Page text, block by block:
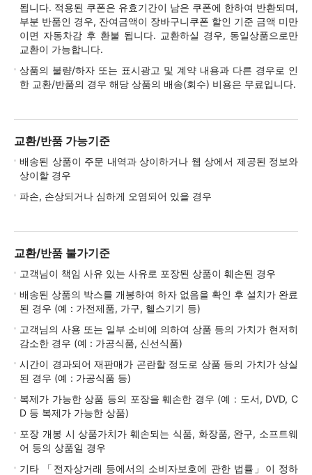
됩니다. 적용된 쿠폰은 유효기간이 남은 쿠폰에 한하여 반환되며,
부분 반품인 경우, 잔여금액이 장바구니쿠폰 할인 기준 금액 미만
이면 자동차감 후 환불 됩니다. 교환하실 경우, 동일상품으로만
교환이 가능합니다.
상품의 불량/하자 또는 표시광고 및 계약 내용과 다른 경우로 인
한 교환/반품의 경우 해당 상품의 배송(회수) 비용은 무료입니다.
교환/반품 가능기준
배송된 상품이 주문 내역과 상이하거나 웹 상에서 제공된 정보와
상이할 경우
파손, 손상되거나 심하게 오염되어 있을 경우
교환/반품 불가기준
고객님이 책임 사유 있는 사유로 포장된 상품이 훼손된 경우
배송된 상품의 박스를 개봉하여 하자 없음을 확인 후 설치가 완료
된 경우 (예 : 가전제품, 가구, 헬스기기 등)
고객님의 사용 또는 일부 소비에 의하여 상품 등의 가치가 현저히
감소한 경우 (예 : 가공식품, 신선식품)
시간이 경과되어 재판매가 곤란할 정도로 상품 등의 가치가 상실
된 경우 (예 : 가공식품 등)
복제가 가능한 상품 등의 포장을 훼손한 경우 (예 : 도서, DVD, C
D 등 복제가 가능한 상품)
포장 개봉 시 상품가치가 훼손되는 식품, 화장품, 완구, 소프트웨
어 등의 상품일 경우
기타 「전자상거래 등에서의 소비자보호에 관한 법률」이 정하